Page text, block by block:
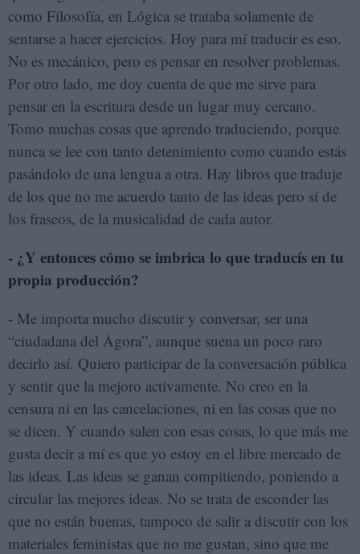
como Filosofía, en Lógica se trataba solamente de
sentarse a hacer ejercicios. Hoy para mí traducir es eso.
No es mecánico, pero es pensar en resolver problemas.
Por otro lado, me doy cuenta de que me sirve para
pensar en la escritura desde un lugar muy cercano.
Tomo muchas cosas que aprendo traduciendo, porque
nunca se lee con tanto detenimiento como cuando estás
pasándolo de una lengua a otra. Hay libros que traduje
de los que no me acuerdo tanto de las ideas pero sí de
los fraseos, de la musicalidad de cada autor.
- ¿Y entonces cómo se imbrica lo que traducís en tu
propia producción?
- Me importa mucho discutir y conversar, ser una
“ciudadana del Ágora”, aunque suena un poco raro
decirlo así. Quiero participar de la conversación pública
y sentir que la mejoro activamente. No creo en la
censura ni en las cancelaciones, ni en las cosas que no
se dicen. Y cuando salen con esas cosas, lo que más me
gusta decir a mí es que yo estoy en el libre mercado de
las ideas. Las ideas se ganan compitiendo, poniendo a
circular las mejores ideas. No se trata de esconder las
que no están buenas, tampoco de salir a discutir con los
materiales feministas que no me gustan, sino que me